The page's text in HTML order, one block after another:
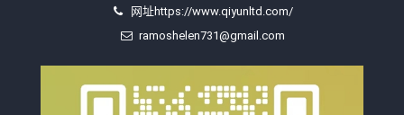
网址https://www.qiyunltd.com/
ramoshelen731@gmail.com